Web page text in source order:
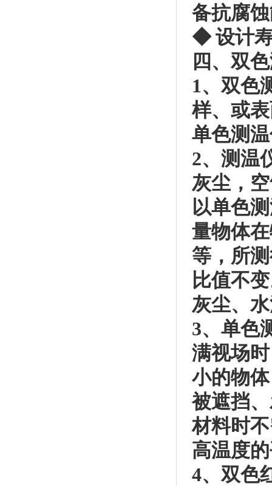
备抗腐
◆ 设计
四、双
1、双色
样、或
单色测
2、测温
灰尘，
以单色
量物体
等，所
比值不
灰尘、
3、单色
满视场
小的物
被遮挡
材料时
高温度
4、双色